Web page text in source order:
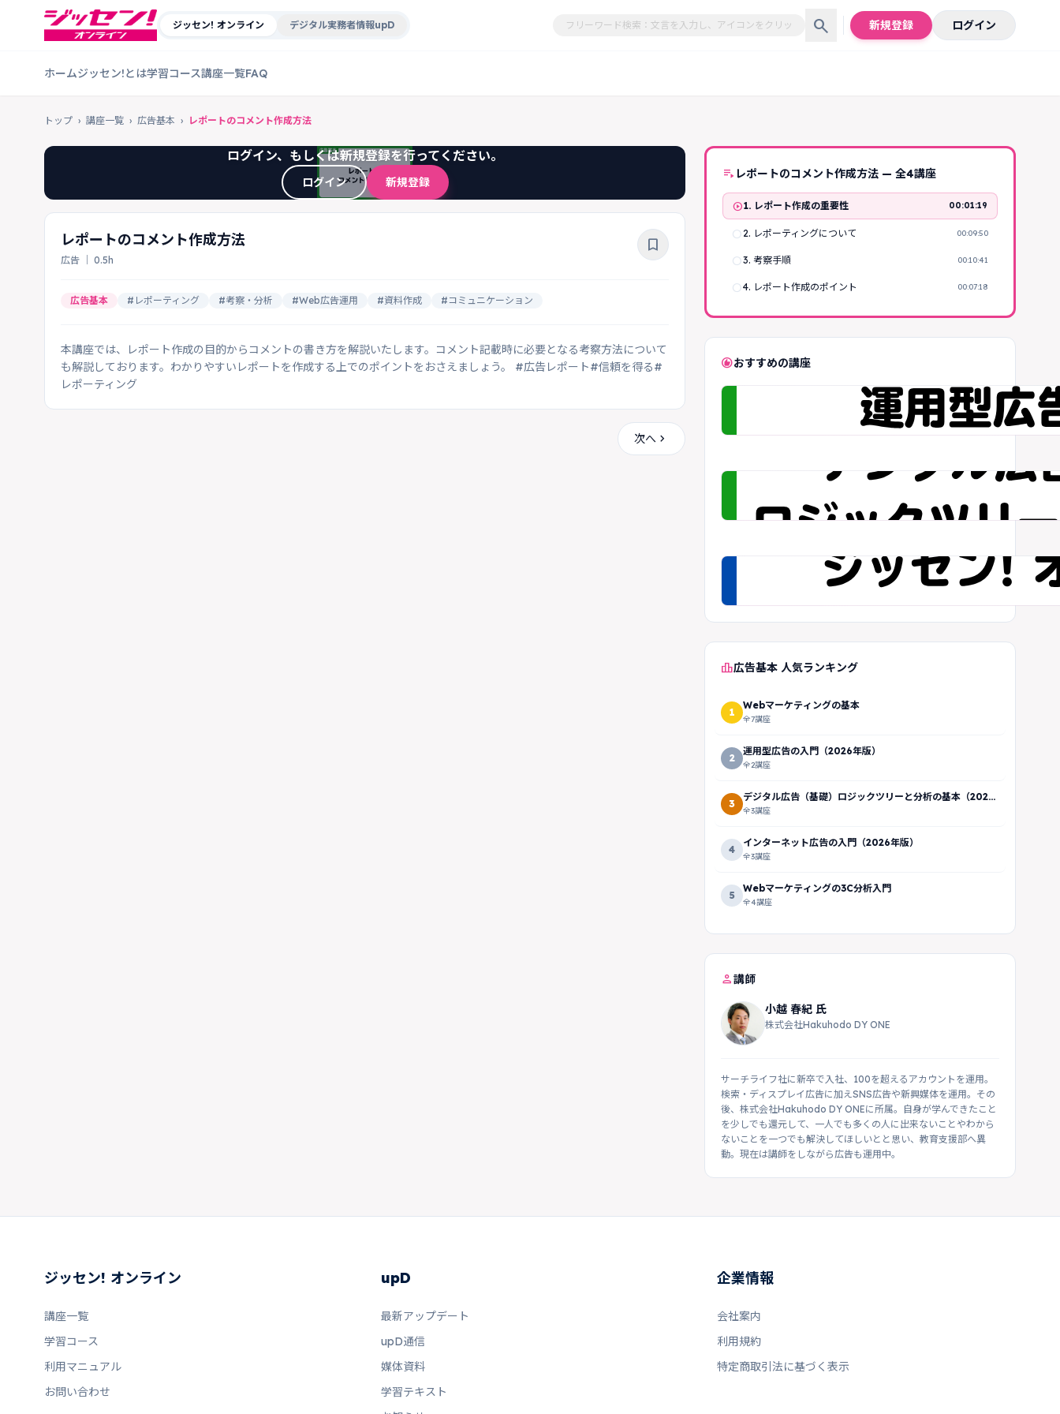
ジッセン! オンライン デジタル実務者情報upD search 新規登録 ログイン
ホームジッセン!とは学習コース講座一覧FAQ
トップ › 講座一覧 › 広告基本 › レポートのコメント作成方法
ログイン、もしくは新規登録を行ってください。
ログイン 新規登録
レポートのコメント作成方法
広告 ｜ 0.5h
bookmark_border
広告基本 #レポーティング #考察・分析 #Web広告運用 #資料作成 #コミュニケーション
本講座では、レポート作成の目的からコメントの書き方を解説いたします。コメント記載時に必要となる考察方法について
も解説しております。わかりやすいレポートを作成する上でのポイントをおさえましょう。 #広告レポート#信頼を得る#
レポーティング
次へ chevron_right
playlist_play レポートのコメント作成方法 — 全4講座
play_circle1. レポート作成の重要性 00:01:19
radio_button_unchecked 2. レポーティングについて 00:09:50
radio_button_unchecked3. 考察手順 00:10:41
radio_button_unchecked4. レポート作成のポイント 00:07:18
recommendおすすめの講座
leaderboard広告基本 人気ランキング
1
Webマーケティングの基本
全7講座
2
運用型広告の入門（2026年版）
全2講座
3
デジタル広告（基礎）ロジックツリーと分析の基本（2026
年版）
全3講座
4
インターネット広告の入門（2026年版）
全3講座
5
Webマーケティングの3C分析入門
全4講座
person講師
小越 春紀 氏
株式会社Hakuhodo DY ONE
サーチライフ社に新卒で入社、100を超えるアカウントを運用。
検索・ディスプレイ広告に加えSNS広告や新興媒体を運用。その
後、株式会社Hakuhodo DY ONEに所属。自身が学んできたこと
を少しでも還元して、一人でも多くの人に出来ないことやわから
ないことを一つでも解決してほしいとと思い、教育支援部へ異
動。現在は講師をしながら広告も運用中。
ジッセン! オンライン
講座一覧
学習コース
利用マニュアル
お問い合わせ
企業情報
会社案内
利用規約
特定商取引法に基づく表示
upD
最新アップデート
upD通信
媒体資料
学習テキスト